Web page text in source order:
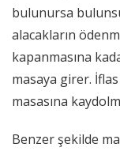
bulunursa
alacakların
kapanmasına
masaya girer.
masasına
Benzer şekilde